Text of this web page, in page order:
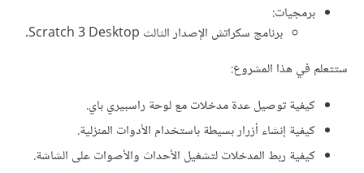
برمجيات:
برنامج سكراتش الإصدار الثالث Scratch 3 Desktop.
ستتعلم في هذا المشروع:
كيفية توصيل عدة مدخلات مع لوحة راسبيري باي.
كيفية إنشاء أزرار بسيطة باستخدام الأدوات المنزلية.
كيفية ربط المدخلات لتشغيل الأحداث والأصوات على الشاشة.